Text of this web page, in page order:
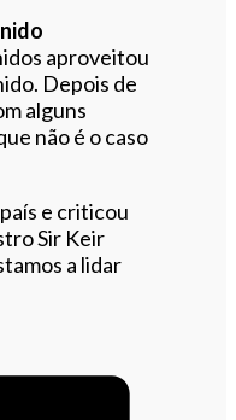
aproveitou
Depois de
alguns
não é o caso
e criticou
Sir Keir
a lidar